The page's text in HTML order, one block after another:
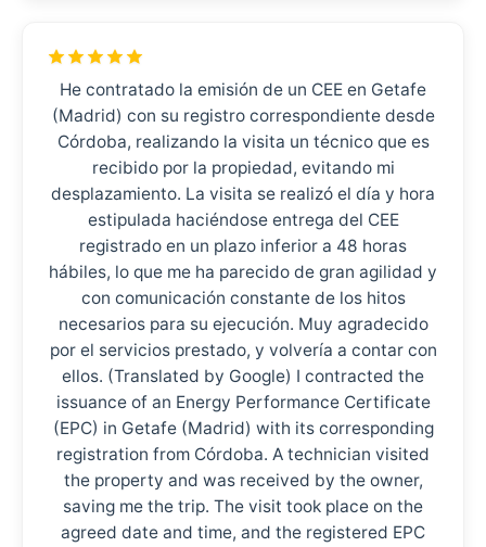
He contratado la emisión de un CEE en Getafe
(Madrid) con su registro correspondiente desde
Córdoba, realizando la visita un técnico que es
recibido por la propiedad, evitando mi
desplazamiento. La visita se realizó el día y hora
estipulada haciéndose entrega del CEE
registrado en un plazo inferior a 48 horas
hábiles, lo que me ha parecido de gran agilidad y
con comunicación constante de los hitos
necesarios para su ejecución. Muy agradecido
por el servicios prestado, y volvería a contar con
ellos. (Translated by Google) I contracted the
issuance of an Energy Performance Certificate
(EPC) in Getafe (Madrid) with its corresponding
registration from Córdoba. A technician visited
the property and was received by the owner,
saving me the trip. The visit took place on the
agreed date and time, and the registered EPC